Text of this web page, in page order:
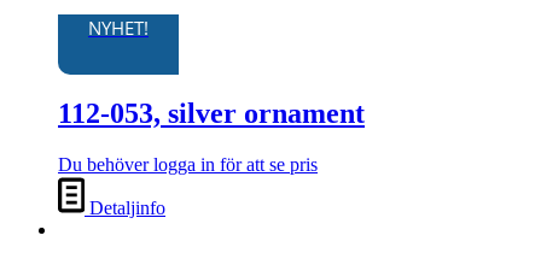
NYHET!
112-053, silver ornament
Du behöver logga in för att se pris
Detaljinfo